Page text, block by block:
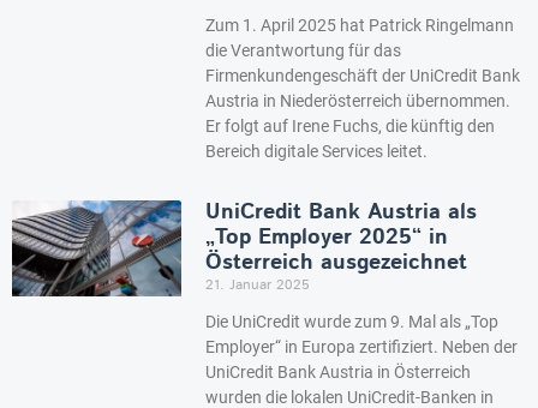
Zum 1. April 2025 hat Patrick Ringelmann
die Verantwortung für das
Firmenkundengeschäft der UniCredit Bank
Austria in Niederösterreich übernommen.
Er folgt auf Irene Fuchs, die künftig den
Bereich digitale Services leitet.
UniCredit Bank Austria als
„Top Employer 2025“ in
Österreich ausgezeichnet
21. Januar 2025
Die UniCredit wurde zum 9. Mal als „Top
Employer“ in Europa zertifiziert. Neben der
UniCredit Bank Austria in Österreich
wurden die lokalen UniCredit-Banken in